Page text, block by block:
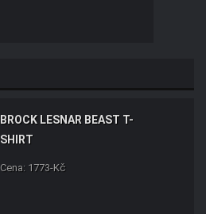
BROCK LESNAR BEAST T-
SHIRT
Cena: 1773-Kč